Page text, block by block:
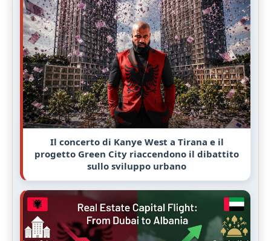
Il concerto di Kanye West a Tirana e il
progetto Green City riaccendono il dibattito
sullo sviluppo urbano